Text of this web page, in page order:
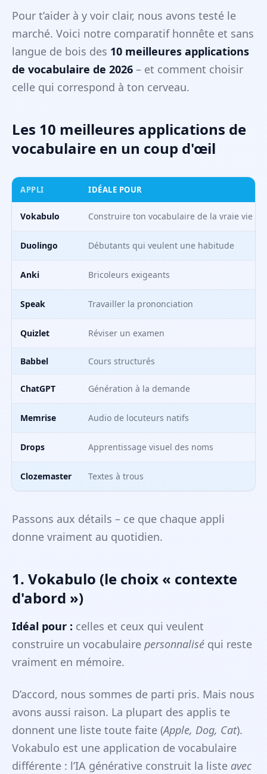
Pour t’aider à y voir clair, nous avons testé le
marché. Voici notre comparatif honnête et sans
langue de bois des 10 meilleures applications
de vocabulaire de 2026 – et comment choisir
celle qui correspond à ton cerveau.
Les 10 meilleures applications de
vocabulaire en un coup d'œil
APPLI IDÉALE POUR
Vokabulo Construire ton vocabulaire de la vraie vie
Duolingo Débutants qui veulent une habitude
Anki Bricoleurs exigeants
Speak Travailler la prononciation
Quizlet Réviser un examen
Babbel Cours structurés
ChatGPT Génération à la demande
Memrise Audio de locuteurs natifs
Drops Apprentissage visuel des noms
Clozemaster Textes à trous
Passons aux détails – ce que chaque appli
donne vraiment au quotidien.
1. Vokabulo (le choix « contexte
d'abord »)
Idéal pour : celles et ceux qui veulent
construire un vocabulaire personnalisé qui reste
vraiment en mémoire.
D’accord, nous sommes de parti pris. Mais nous
avons aussi raison. La plupart des applis te
donnent une liste toute faite (Apple, Dog, Cat).
Vokabulo est une application de vocabulaire
différente : l’IA générative construit la liste avec